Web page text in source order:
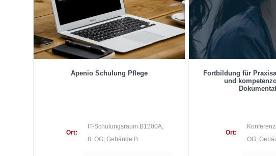
Apenio Schulung Pflege
Ort:
IT-Schulungsraum B1200A,
8. OG, Gebäude B
Fortbildung für
und
Ort:
OG,